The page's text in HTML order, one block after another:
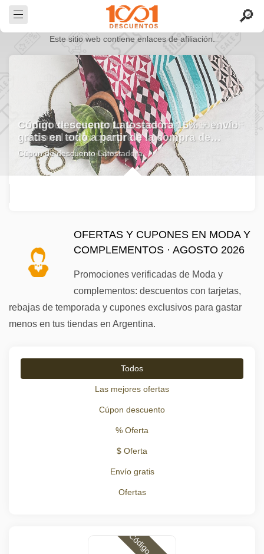
Este sitio web contiene enlaces de afiliación.
Código descuento Latostadora 15% + envío
gratis en todo a partir de la compra de…
Cúpon de descuento Latostadora
OFERTAS Y CUPONES EN MODA Y
COMPLEMENTOS · AGOSTO 2026
Promociones verificadas de Moda y
complementos: descuentos con tarjetas,
rebajas de temporada y cupones exclusivos para gastar
menos en tus tiendas en Argentina.
Todos
Las mejores ofertas
Cúpon descuento
% Oferta
$ Oferta
Envío gratis
Ofertas